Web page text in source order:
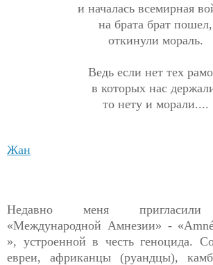
и началась всемирная
на брата брат пошел,
откинули мораль.
Ведь если нет тех
в которых нас
то нету и морали....
Жан
Недавно меня
«Международной Амнезии» -
», устроенной в честь геноцида.
евреи, африканцы (руандцы),